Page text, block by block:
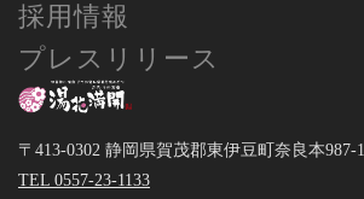
採用情報
プレスリリース
〒413-0302 静岡県賀茂郡東伊豆町奈良本987-1
TEL 0557-23-1133